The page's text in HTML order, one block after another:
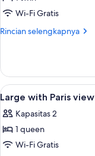
Small
with
Wi-Fi Gratis
Rincian selengkapnya
Rincian
Small
with
Paris
view
Lihat
semua
foto
untuk
Large
7
Large with Paris view
Kapasitas 2
1 queen
Wi-Fi Gratis